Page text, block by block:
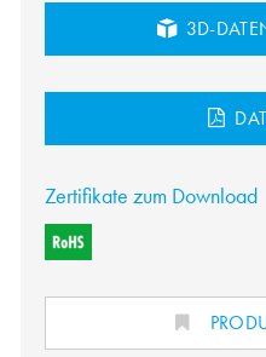
3D-
Zertifikate zum Download